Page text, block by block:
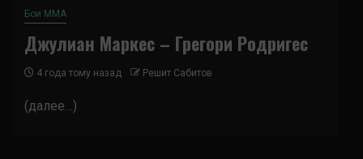
Бои ММА
Джулиан Маркес – Грегори Родригес
4 года тому назад Решит Сабитов
(далее…)